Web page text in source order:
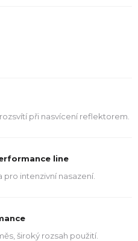
při nasvícení reflektorem.
line
pro intenzivní nasazení.
široký rozsah použití.